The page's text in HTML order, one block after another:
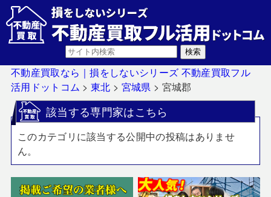
不動産買取なら｜損をしないシリーズ 不動産買取フル
活用ドットコム >東北 > 宮城県 > 宮城郡
該当する専門家はこちら
このカテゴリに該当する公開中の投稿はありませ
ん。